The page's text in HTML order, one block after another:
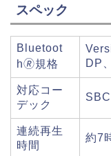
スペック
Bluetoot
h🄬規格
DP
対応コー
デック
連続再生
時間
約7